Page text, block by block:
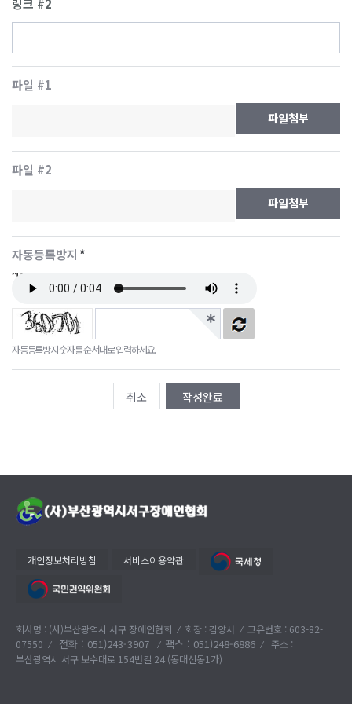
링크 #2
파일 #1
파일첨부
파일 #2
파일첨부
자동등록방지 *
자동등록방지
자동등록방지 숫자를 순서대로 입력하세요.
취소 작성완료
개인정보처리방침 서비스이용약관
회사명 : (사)부산광역시 서구 장애인협회 회장 : 김양서
고유번호 : 603-82-
07550
전화 : 051)243-3907 팩스 : 051)248-6886
주소 :
부산광역시 서구 보수대로 154번길 24 (동대신동1가)